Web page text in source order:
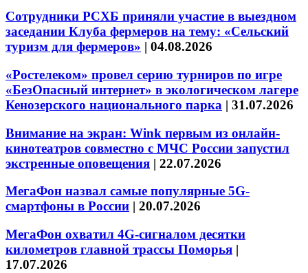
Сотрудники РСХБ приняли участие в выездном
заседании Клуба фермеров на тему: «Сельский
туризм для фермеров» | 04.08.2026
«Ростелеком» провел серию турниров по игре
«БезОпасный интернет» в экологическом лагере
Кенозерского национального парка | 31.07.2026
Внимание на экран: Wink первым из онлайн-
кинотеатров совместно с МЧС России запустил
экстренные оповещения | 22.07.2026
МегаФон назвал самые популярные 5G-
смартфоны в России | 20.07.2026
МегаФон охватил 4G-сигналом десятки
километров главной трассы Поморья |
17.07.2026